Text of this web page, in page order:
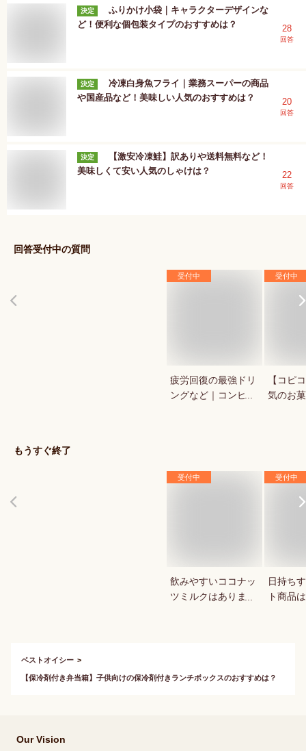
決定
ふりかけ小袋｜キャラクターデザインな
ど！便利な個包装タイプのおすすめは？
28
回答
決定
冷凍白身魚フライ｜業務スーパーの商品
や国産品など！美味しい人気のおすすめは？
20
回答
決定
【激安冷凍鮭】訳ありや送料無料など！
美味しくて安い人気のしゃけは？
22
回答
回答受付中の質問
受付中
疲労回復の最強ドリ
ングなど｜コンビ
受付中
【コピ
気のお
もうすぐ終了
受付中
飲みやすいココナッ
ツミルクはあります
受付中
日持ち
ト商品
ベストオイシー
【保冷剤付き弁当箱】子供向けの保冷剤付きランチボックスのおすすめは？
Our Vision